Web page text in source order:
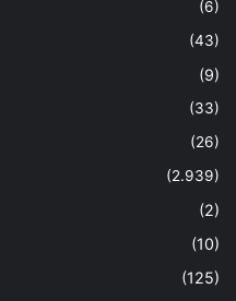
(6)
(43)
(9)
(33)
(26)
(2.939)
(2)
(10)
(125)